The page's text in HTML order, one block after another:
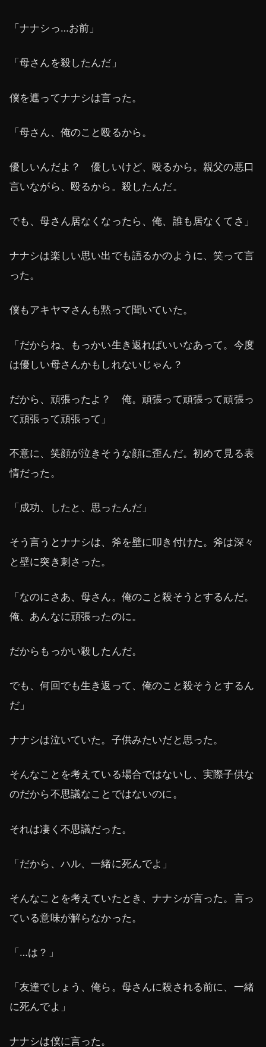
「ナナシっ…お前」
「母さんを殺したんだ」
僕を遮ってナナシは言った。
「母さん、俺のこと殴るから。
優しいんだよ？ 優しいけど、殴るから。親父の悪口
言いながら、殴るから。殺したんだ。
でも、母さん居なくなったら、俺、誰も居なくてさ」
ナナシは楽しい思い出でも語るかのように、笑って言
った。
僕もアキヤマさんも黙って聞いていた。
「だからね、もっかい生き返ればいいなあって。今度
は優しい母さんかもしれないじゃん？
だから、頑張ったよ？ 俺。頑張って頑張って頑張っ
て頑張って頑張って」
不意に、笑顔が泣きそうな顔に歪んだ。初めて見る表
情だった。
「成功、したと、思ったんだ」
そう言うとナナシは、斧を壁に叩き付けた。斧は深々
と壁に突き刺さった。
「なのにさあ、母さん。俺のこと殺そうとするんだ。
俺、あんなに頑張ったのに。
だからもっかい殺したんだ。
でも、何回でも生き返って、俺のこと殺そうとするん
だ」
ナナシは泣いていた。子供みたいだと思った。
そんなことを考えている場合ではないし、実際子供な
のだから不思議なことではないのに。
それは凄く不思議だった。
「だから、ハル、一緒に死んでよ」
そんなことを考えていたとき、ナナシが言った。言っ
ている意味が解らなかった。
「…は？」
「友達でしょう、俺ら。母さんに殺される前に、一緒
に死んでよ」
ナナシは僕に言った。